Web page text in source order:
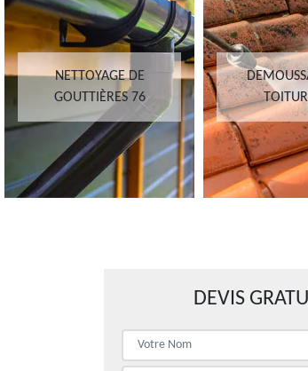
NETTOYAGE DE
GOUTTIÈRES 76
DEVIS